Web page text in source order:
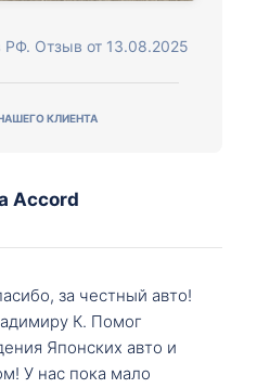
РФ. Отзыв от 13.08.2025
КЛИЕНТА
Accord
за честный авто!
К. Помог
Японских авто и
У нас пока мало